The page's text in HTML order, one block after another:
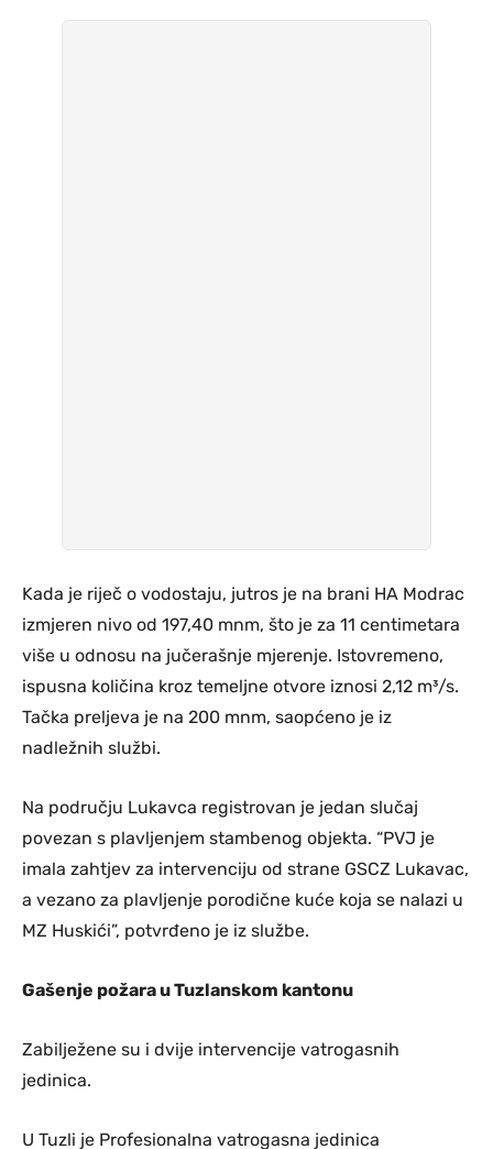
Kada je riječ o vodostaju, jutros je na brani HA Modrac
izmjeren nivo od 197,40 mnm, što je za 11 centimetara
više u odnosu na jučerašnje mjerenje. Istovremeno,
ispusna količina kroz temeljne otvore iznosi 2,12 m³/s.
Tačka preljeva je na 200 mnm, saopćeno je iz
nadležnih službi.
Na području Lukavca registrovan je jedan slučaj
povezan s plavljenjem stambenog objekta. “PVJ je
imala zahtjev za intervenciju od strane GSCZ Lukavac,
a vezano za plavljenje porodične kuće koja se nalazi u
MZ Huskići”, potvrđeno je iz službe.
Gašenje požara u Tuzlanskom kantonu
Zabilježene su i dvije intervencije vatrogasnih
jedinica.
U Tuzli je Profesionalna vatrogasna jedinica